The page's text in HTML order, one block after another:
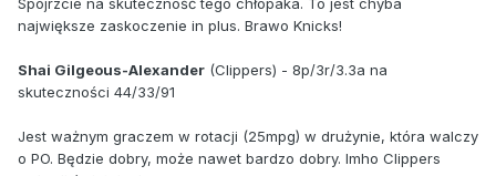
największe zaskoczenie in plus. Brawo Knicks!
Shai Gilgeous-Alexander (Clippers) - 8p/3r/3.3a na
skuteczności 44/33/91
Jest ważnym graczem w rotacji (25mpg) w drużynie, która walczy
o PO. Będzie dobry, może nawet bardzo dobry. Imho Clippers